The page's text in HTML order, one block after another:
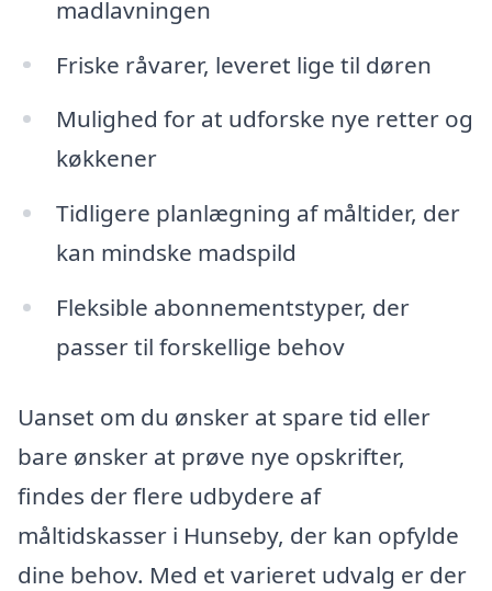
madlavningen
Friske råvarer, leveret lige til døren
Mulighed for at udforske nye retter og
køkkener
Tidligere planlægning af måltider, der
kan mindske madspild
Fleksible abonnementstyper, der
passer til forskellige behov
Uanset om du ønsker at spare tid eller
bare ønsker at prøve nye opskrifter,
findes der flere udbydere af
måltidskasser i Hunseby, der kan opfylde
dine behov. Med et varieret udvalg er der